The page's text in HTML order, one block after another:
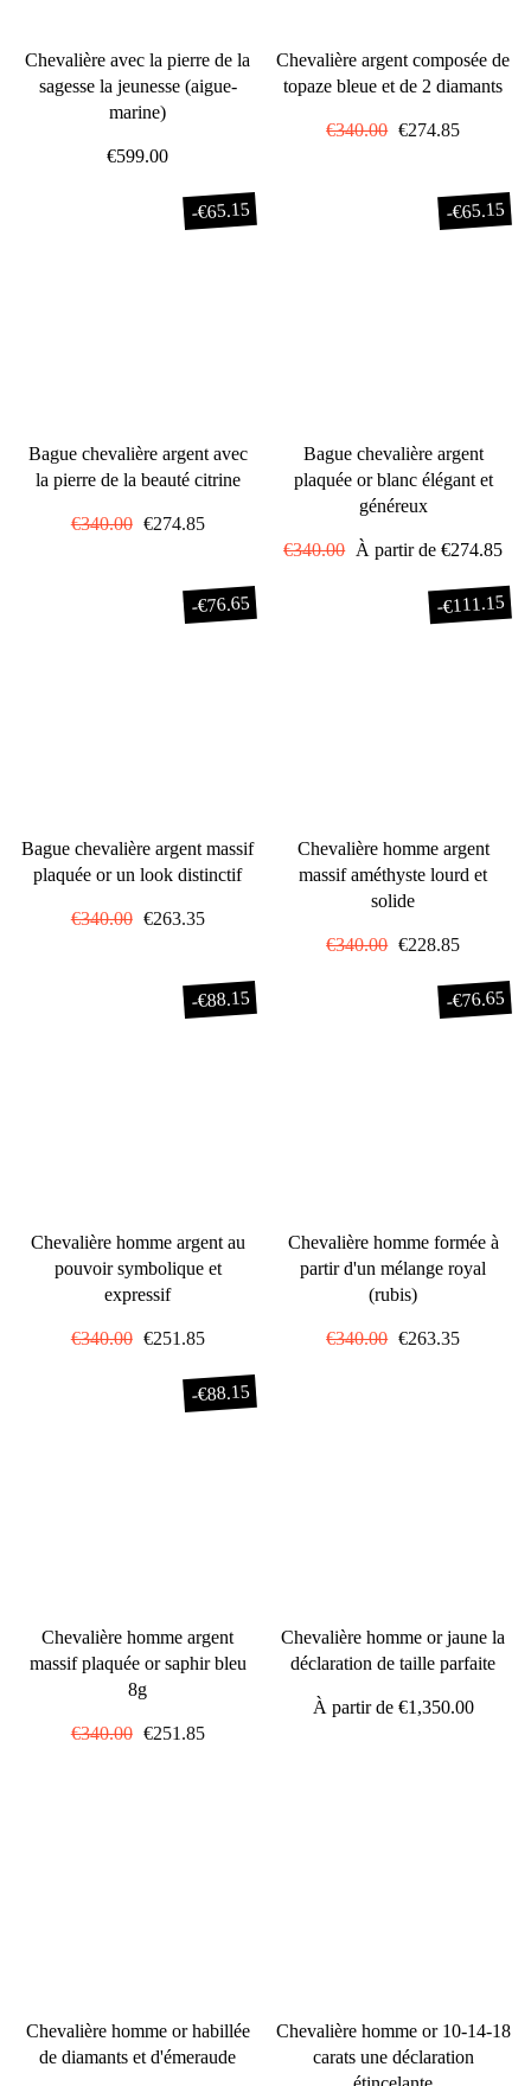
Chevalière avec la pierre de la
sagesse la jeunesse (aigue-
marine)
€599.00
Chevalière argent composée de
topaze bleue et de 2 diamants
Prix
€340.00 Prix
€274.85
-€65.15
Bague chevalière argent avec
la pierre de la beauté citrine
Prix
€340.00 Prix
€274.85
-€65.15
Bague chevalière argent
plaquée or blanc élégant et
généreux
Prix
€340.00 Prix
À partir de€274.85
-€76.65
Bague chevalière argent massif
plaquée or un look distinctif
Prix
€340.00 Prix
€263.35
-€111.15
Chevalière homme argent
massif améthyste lourd et
solide
Prix
€340.00 Prix
€228.85
-€88.15
Chevalière homme argent au
pouvoir symbolique et
expressif
Prix
€340.00 Prix
€251.85
-€76.65
Chevalière homme formée à
partir d'un mélange royal
(rubis)
Prix
€340.00 Prix
€263.35
-€88.15
Chevalière homme argent
massif plaquée or saphir bleu
8g
Prix
€340.00 Prix
€251.85
Chevalière homme or jaune la
déclaration de taille parfaite
À partir de €1,350.00
Chevalière homme or habillée
de diamants et d'émeraude
Chevalière homme or 10-14-18
carats une déclaration